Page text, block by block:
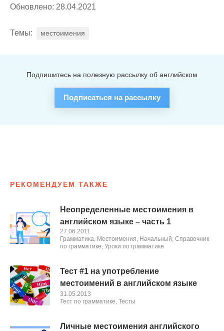
Обновлено: 28.04.2021
Темы: местоимения
Подпишитесь на полезную рассылку об английском
Подписаться на рассылку
РЕКОМЕНДУЕМ ТАКЖЕ
Неопределенные местоимения в
английском языке – часть 1
27.06.2011
Грамматика, Местоимения, Начальный, Справочник
по грамматике, Уроки по грамматике
Тест #1 на употребление
местоимений в английском языке
31.05.2013
Тест по грамматике, Тесты
Личные местоимения английского